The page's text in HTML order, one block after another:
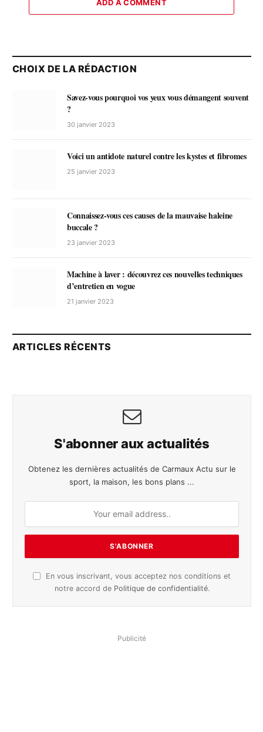
ADD A COMMENT
CHOIX DE LA RÉDACTION
Savez-vous pourquoi vos yeux vous démangent souvent
?
30 janvier 2023
Voici un antidote naturel contre les kystes et fibromes
25 janvier 2023
Connaissez-vous ces causes de la mauvaise haleine
buccale ?
23 janvier 2023
Machine à laver : découvrez ces nouvelles techniques
d’entretien en vogue
21 janvier 2023
ARTICLES RÉCENTS
S'abonner aux actualités
Obtenez les dernières actualités de Carmaux Actu sur le
sport, la maison, les bons plans ...
En vous inscrivant, vous acceptez nos conditions et
notre accord de Politique de confidentialité.
Publicité